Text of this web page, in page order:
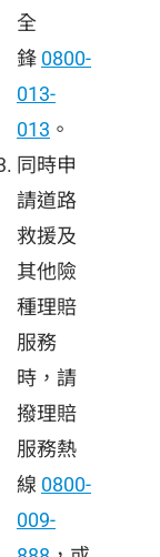
全
鋒 0800-
013-
013 。
同時申
請道路
救援及
其他險
種理賠
服務
時，請
撥理賠
服務熱
線 0800-
009-